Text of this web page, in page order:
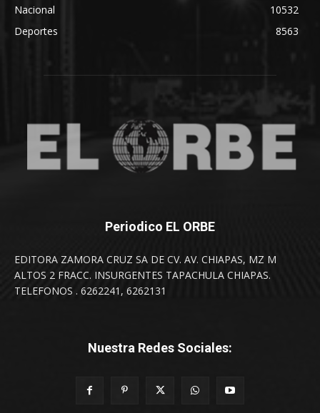
Nacional
10532
Deportes
8563
Periodico EL ORBE
EDITORA ZAMORA CRUZ SA DE CV. AV. CHIAPAS, MZ M
ALTOS 2 FRACC. INSURGENTES TAPACHULA CHIAPAS.
TELEFONOS . 6262241, 6262131
Nuestra Redes Sociales: